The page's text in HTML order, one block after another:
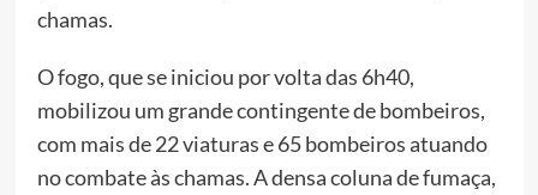
chamas.
O fogo, que se iniciou por volta das 6h40,
mobilizou um grande contingente de bombeiros,
com mais de 22 viaturas e 65 bombeiros atuando
no combate às chamas. A densa coluna de fumaça,